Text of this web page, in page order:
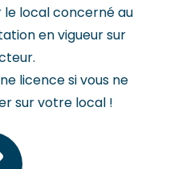
local concerné au
en vigueur sur
licence si vous ne
sur votre local !